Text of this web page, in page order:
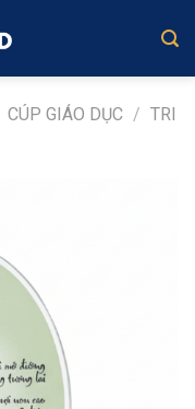
CÚP GIÁO DỤC / TRI